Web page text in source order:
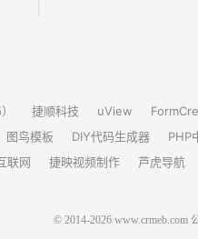
捷顺科技 uView
图鸟模板 DIY代码生成器
PHP
联网 捷映视频制作 芦虎导航
© 2014-2026